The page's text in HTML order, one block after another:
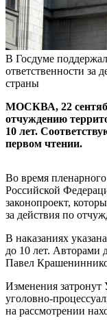
В Госдуме
ответственности за
страны
МОСКВА, 22
отчуждению
10 лет.
первом чтении.
Во время
Российской
законопроект,
за действия по
В наказаниях
до 10 лет. Авторами
Павел
Изменения
уголовно-
на рассмотрении